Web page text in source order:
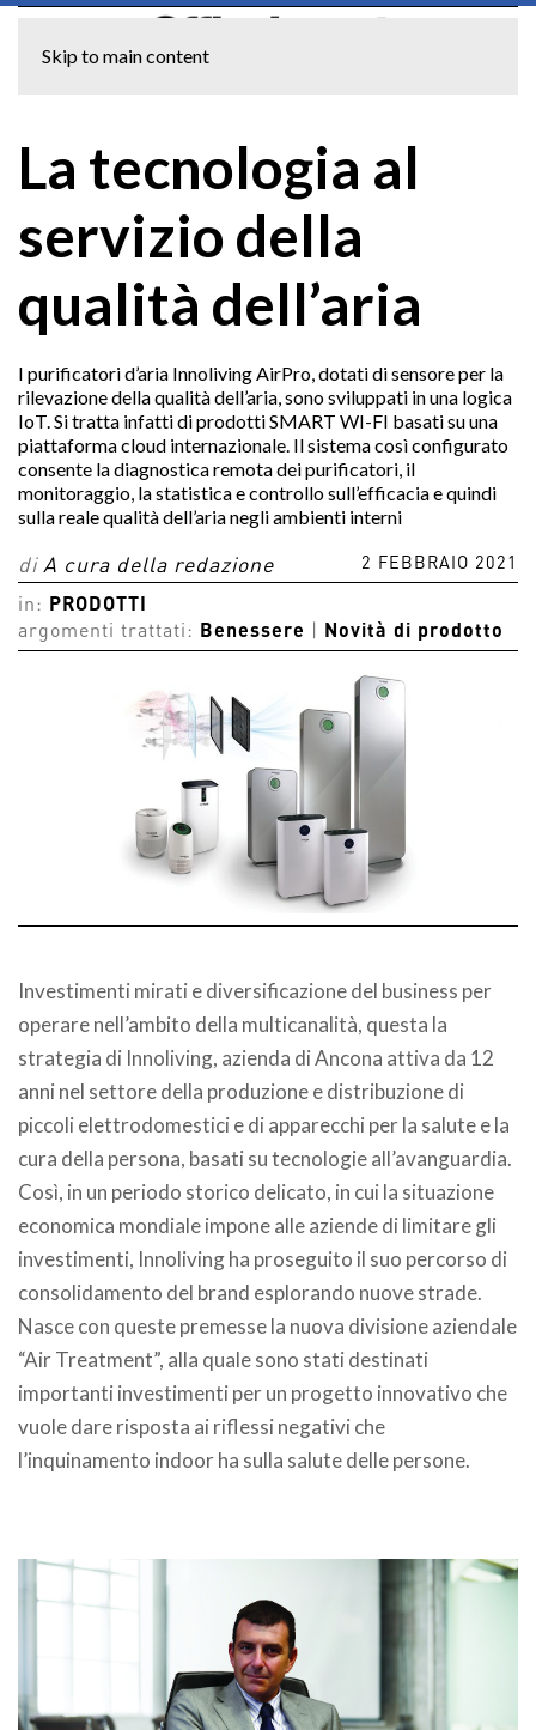
Skip to main content
La tecnologia al
servizio della
qualità dell’aria
I purificatori d’aria Innoliving AirPro, dotati di sensore per la
rilevazione della qualità dell’aria, sono sviluppati in una logica
IoT. Si tratta infatti di prodotti SMART WI-FI basati su una
piattaforma cloud internazionale. Il sistema così configurato
consente la diagnostica remota dei purificatori, il
monitoraggio, la statistica e controllo sull’efficacia e quindi
sulla reale qualità dell’aria negli ambienti interni
di A cura della redazione 2 FEBBRAIO 2021
in:
PRODOTTI
argomenti trattati:
Benessere Novità di prodotto
Investimenti mirati e diversificazione del business per
operare nell’ambito della multicanalità, questa la
strategia di Innoliving, azienda di Ancona attiva da 12
anni nel settore della produzione e distribuzione di
piccoli elettrodomestici e di apparecchi per la salute e la
cura della persona, basati su tecnologie all’avanguardia.
Così, in un periodo storico delicato, in cui la situazione
economica mondiale impone alle aziende di limitare gli
investimenti, Innoliving ha proseguito il suo percorso di
consolidamento del brand esplorando nuove strade.
Nasce con queste premesse la nuova divisione aziendale
“Air Treatment”, alla quale sono stati destinati
importanti investimenti per un progetto innovativo che
vuole dare risposta ai riflessi negativi che
l’inquinamento indoor ha sulla salute delle persone.